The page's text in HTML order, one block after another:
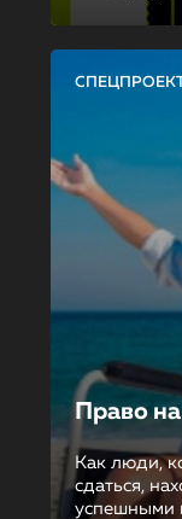
Право
Как люди,
сдаться,
успешными